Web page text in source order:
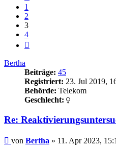
1
2
3
4
Bertha
Beiträge: 45
Registriert: 23. Jul 2019,
Behörde: Telekom
Geschlecht:
Re:
Beitrag
von Bertha » 11. Apr 2023,